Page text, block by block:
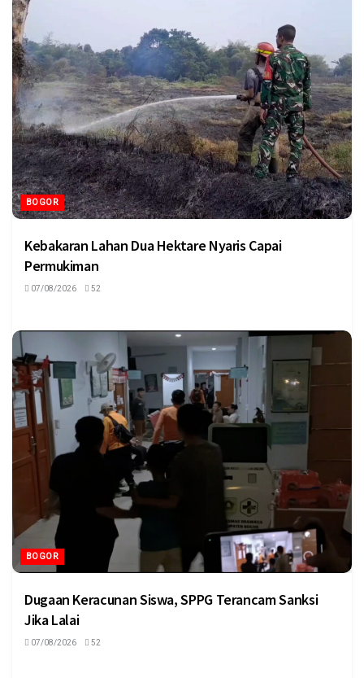
BOGOR
Kebakaran Lahan Dua Hektare Nyaris Capai
Permukiman
07/08/2026 52
BOGOR
Dugaan Keracunan Siswa, SPPG Terancam Sanksi
Jika Lalai
07/08/2026 52